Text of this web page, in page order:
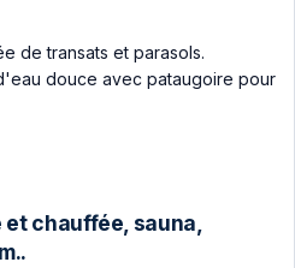
de transats et parasols.
douce avec pataugoire pour
chauffée, sauna,